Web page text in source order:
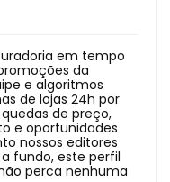
em tempo
da
e algoritmos
de lojas 24h por
de preço,
e oportunidades
nossos editores
fundo, este perfil
perca nenhuma